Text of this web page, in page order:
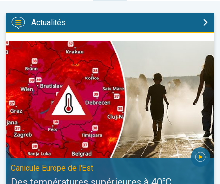
Actualités
Des températures supérieures à 40°C. Canicule Europe de
Canicule Europe de l'Est